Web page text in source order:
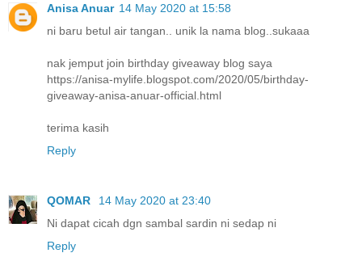
Anisa Anuar 14 May 2020 at 15:58
ni baru betul air tangan.. unik la nama blog..sukaaa
nak jemput join birthday giveaway blog saya
https://anisa-mylife.blogspot.com/2020/05/birthday-
giveaway-anisa-anuar-official.html
terima kasih
Reply
QOMAR
14 May 2020 at 23:40
Ni dapat cicah dgn sambal sardin ni sedap ni
Reply